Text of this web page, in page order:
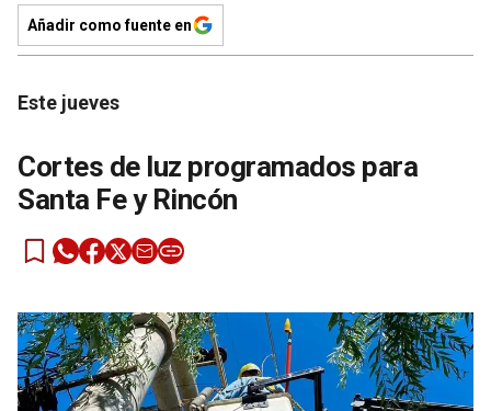
Añadir como fuente en
Este jueves
Cortes de luz programados para
Santa Fe y Rincón